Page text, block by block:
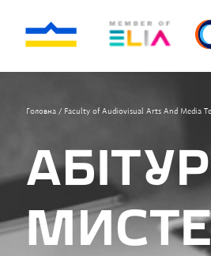
Головна / Faculty of Audiovisual Arts And Media